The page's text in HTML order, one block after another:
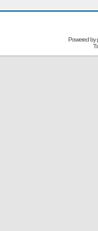
Powered by